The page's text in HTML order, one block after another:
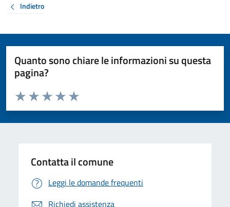
Indietro
Quanto sono chiare le informazioni su questa
pagina?
Valuta da 1 a 5 stelle la pagina
Valuta 5 stelle su 5
Valuta 4 stelle su 5
Valuta 3 stelle su 5
Valuta 2 stelle su 5
Valuta 1 stelle su 5
Contatta il comune
Leggi le domande frequenti
Richiedi assistenza